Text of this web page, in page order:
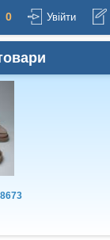
0 Увійти